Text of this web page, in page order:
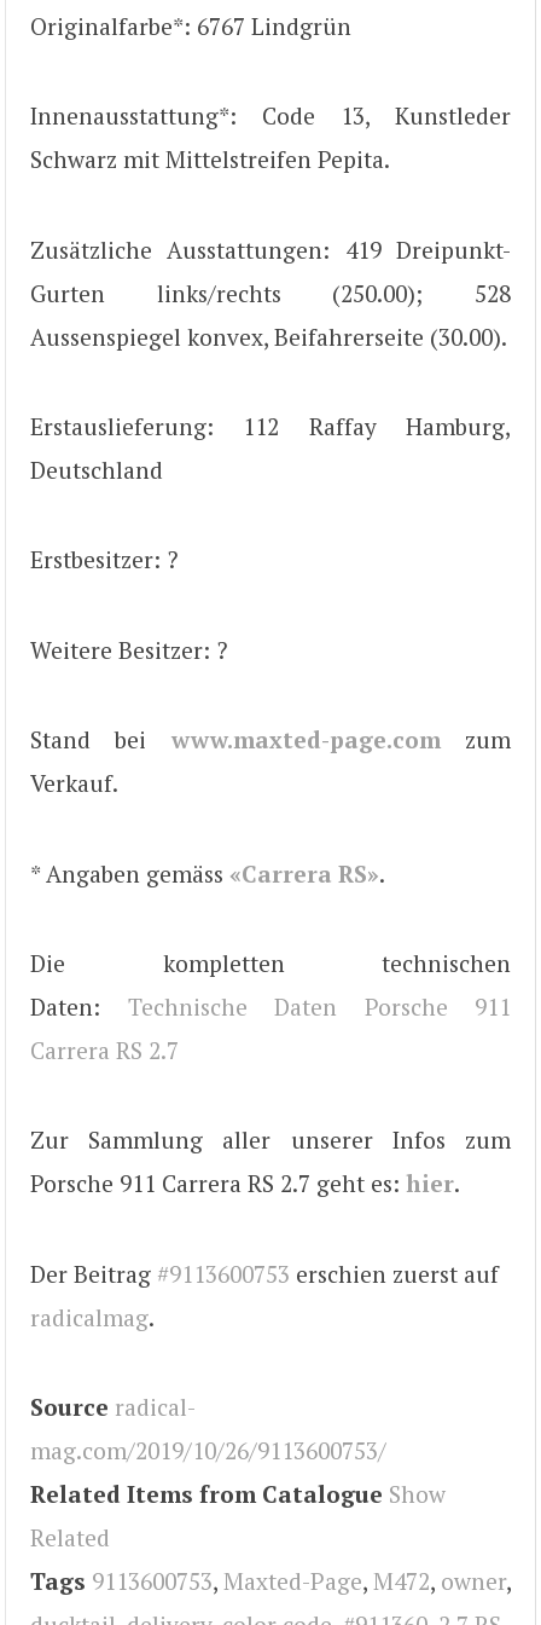
Originalfarbe*: 6767 Lindgrün
Innenausstattung*: Code 13, Kunstleder
Schwarz mit Mittelstreifen Pepita.
Zusätzliche Ausstattungen: 419 Dreipunkt-
Gurten links/rechts (250.00); 528
Aussenspiegel konvex, Beifahrerseite (30.00).
Erstauslieferung: 112 Raffay Hamburg,
Deutschland
Erstbesitzer: ?
Weitere Besitzer: ?
Stand bei www.maxted-page.comzum
Verkauf.
* Angaben gemäss «Carrera RS».
Die kompletten technischen
Daten: Technische Daten Porsche 911
Carrera RS 2.7
Zur Sammlung aller unserer Infos zum
Porsche 911 Carrera RS 2.7 geht es: hier.
Der Beitrag #9113600753 erschien zuerst auf
radicalmag.
Source radical-
mag.com/2019/10/26/9113600753/
Related Items from Catalogue Show
Related
Tags 9113600753, Maxted-Page, M472, owner,